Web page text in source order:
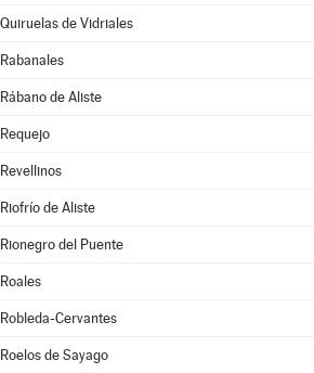
Quiruelas de Vidriales
Rabanales
Rábano de Aliste
Requejo
Revellinos
Riofrío de Aliste
Rionegro del Puente
Roales
Robleda-Cervantes
Roelos de Sayago